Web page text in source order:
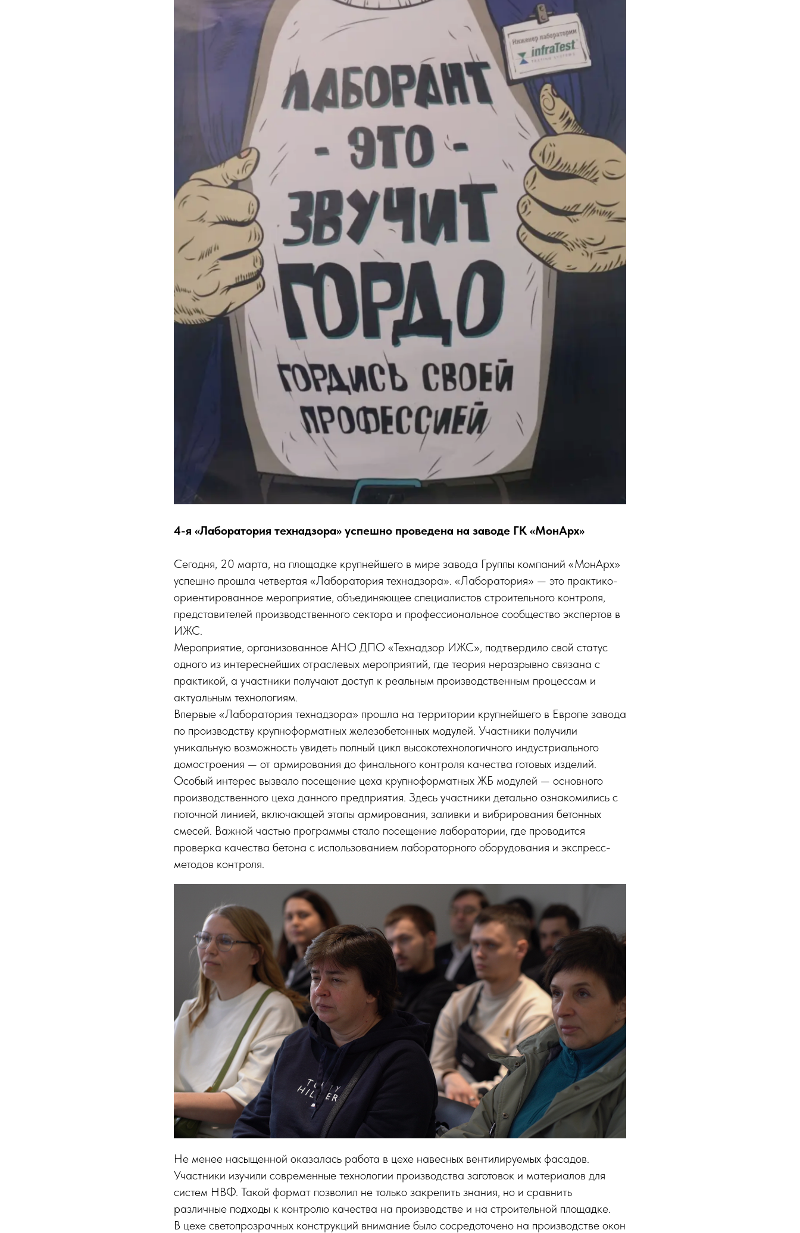
4-я «Лаборатория технадзора» успешно проведена на заводе ГК «МонАрх»
Сегодня, 20 марта, на площадке крупнейшего в мире завода Группы компаний «МонАрх»
успешно прошла четвертая «Лаборатория технадзора». «Лаборатория» — это практико-
ориентированное мероприятие, объединяющее специалистов строительного контроля,
представителей производственного сектора и профессиональное сообщество экспертов в
ИЖС.
Мероприятие, организованное АНО ДПО «Технадзор ИЖС», подтвердило свой статус
одного из интереснейших отраслевых мероприятий, где теория неразрывно связана с
практикой, а участники получают доступ к реальным производственным процессам и
актуальным технологиям.
Впервые «Лаборатория технадзора» прошла на территории крупнейшего в Европе завода
по производству крупноформатных железобетонных модулей. Участники получили
уникальную возможность увидеть полный цикл высокотехнологичного индустриального
домостроения — от армирования до финального контроля качества готовых изделий.
Особый интерес вызвало посещение цеха крупноформатных ЖБ модулей — основного
производственного цеха данного предприятия. Здесь участники детально ознакомились с
поточной линией, включающей этапы армирования, заливки и вибрирования бетонных
смесей. Важной частью программы стало посещение лаборатории, где проводится
проверка качества бетона с использованием лабораторного оборудования и экспресс-
методов контроля.
Не менее насыщенной оказалась работа в цехе навесных вентилируемых фасадов.
Участники изучили современные технологии производства заготовок и материалов для
систем НВФ. Такой формат позволил не только закрепить знания, но и сравнить
различные подходы к контролю качества на производстве и на строительной площадке.
В цехе светопрозрачных конструкций внимание было сосредоточено на производстве окон